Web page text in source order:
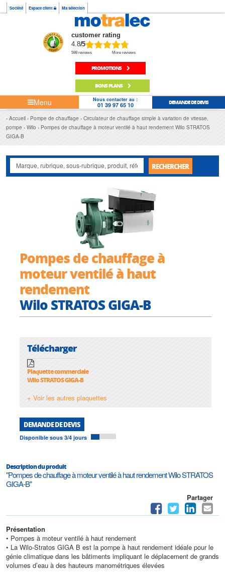
Société Espace client Ma sélection
customer rating
4.8/5
598 reviews More reviews
PROMOTIONS
BONS PLANS
Menu Nous contacter au :
01 39 97 65 10 DEMANDE DE DEVIS
Accueil Pompe de chauffage
Circulateur de chauffage simple à variation de vitesse,
pompe
Wilo
Pompes de chauffage à moteur ventilé à haut rendement Wilo STRATOS
GIGA-B
RECHERCHER
Pompes de chauffage à
moteur ventilé à haut
rendement
Wilo STRATOS GIGA-B
Télécharger
Plaquette commerciale
Wilo STRATOS GIGA-B
+ Voir les autres plaquettes
DEMANDE DE DEVIS
Disponible sous 3/4 jours
Description du produit
"Pompes de chauffage à moteur ventilé à haut rendement Wilo STRATOS
GIGA-B"
Partager
Présentation
• Pompes à moteur ventilé à haut rendement
• La Wilo-Stratos GIGA B est la pompe à haut rendement idéale pour le
génie climatique dans les bâtiments impliquant le déplacement de grands
volumes d’eau à des hauteurs manométriques élevées